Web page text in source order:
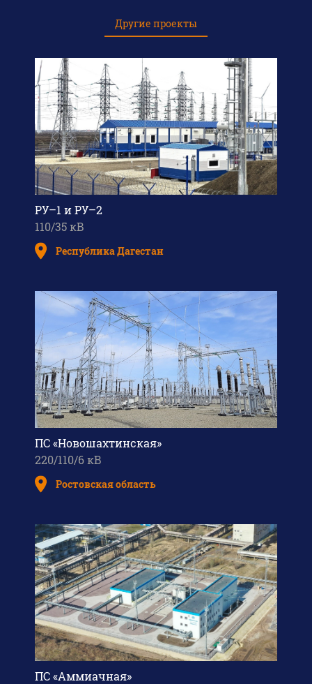
Другие проекты
РУ–1 и РУ–2
110/35 кВ
Республика Дагестан
ПС «Новошахтинская»
220/110/6 кВ
Ростовская область
ПС «Аммиачная»